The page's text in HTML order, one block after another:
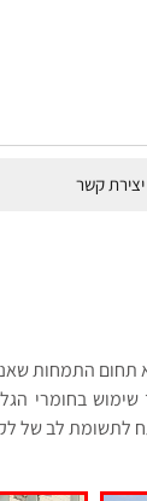
יצירת קשר
תחום התמחות
שימוש בחומרי
לתשומת לב של